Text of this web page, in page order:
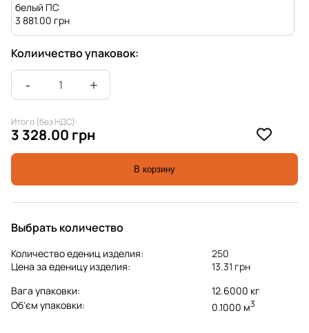
белый ПС
3 881.00 грн
Колиичество упаковок:
Итого (без НДС):
3 328.00 грн
В корзину
Выбрать количество
Количество едениц изделия:
250
Цена за еденицу изделия:
13.31 грн
Вага упаковки:
12.6000 кг
Об'єм упаковки:
0.1000 м3